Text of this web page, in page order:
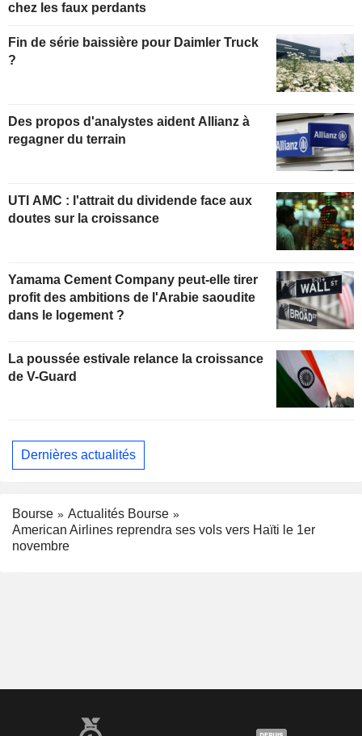
chez les faux perdants
Fin de série baissière pour Daimler Truck
?
Des propos d'analystes aident Allianz à
regagner du terrain
UTI AMC : l'attrait du dividende face aux
doutes sur la croissance
Yamama Cement Company peut-elle tirer
profit des ambitions de l'Arabie saoudite
dans le logement ?
La poussée estivale relance la croissance
de V-Guard
Dernières actualités
Bourse
Actualités Bourse
American Airlines reprendra ses vols vers Haïti le 1er
novembre